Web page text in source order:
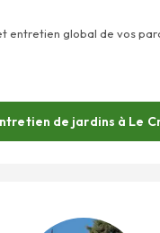
entretien global de vos
de jardins à Le